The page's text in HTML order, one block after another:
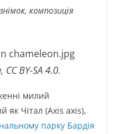
композиція
BY-SA 4.0.
милий
як Чітал (Axis axis),
парку Бардія